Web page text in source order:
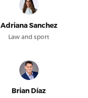
Adriana Sanchez
Law and sport
Brian Díaz